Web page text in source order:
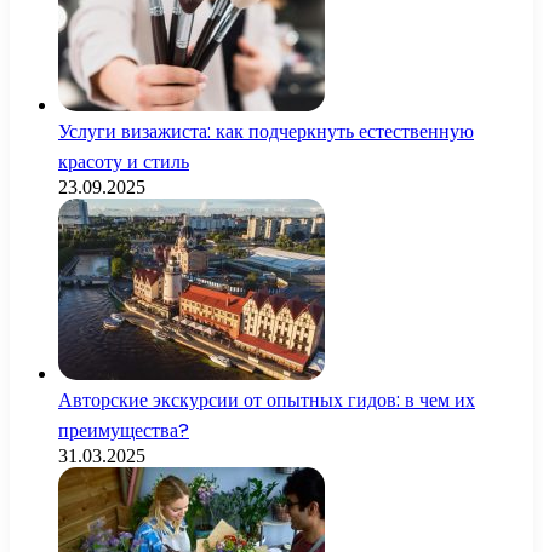
Услуги визажиста: как подчеркнуть естественную
красоту и стиль
23.09.2025
Авторские экскурсии от опытных гидов: в чем их
преимущества?
31.03.2025